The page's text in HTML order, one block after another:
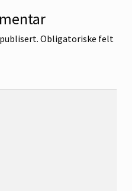
Obligatoriske felt